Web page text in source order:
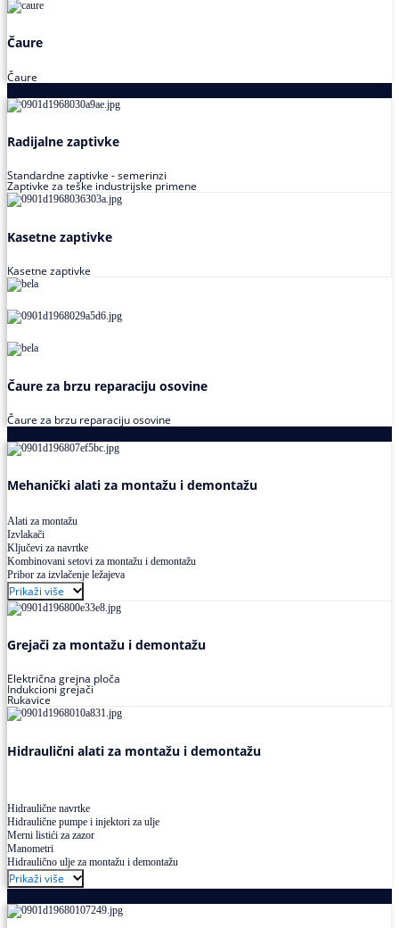
Čaure
Čaure
Radijalne zaptivke
Standardne zaptivke - semerinzi
Zaptivke za teške industrijske primene
Kasetne zaptivke
Kasetne zaptivke
Čaure za brzu reparaciju osovine
Čaure za brzu reparaciju osovine
Mehanički alati za montažu i demontažu
Alati za montažu
Izvlakači
Ključevi za navrtke
Kombinovani setovi za montažu i demontažu
Pribor za izvlačenje ležajeva
Prikaži više
Grejači za montažu i demontažu
Električna grejna ploča
Indukcioni grejači
Rukavice
Hidraulični alati za montažu i demontažu
Hidraulične navrtke
Hidraulične pumpe i injektori za ulje
Merni listići za zazor
Manometri
Hidraulično ulje za montažu i demontažu
Prikaži više